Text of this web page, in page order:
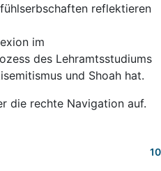
reflektieren
im
des Lehramtsstudiums
und Shoah hat.
die rechte Navigation auf.
10